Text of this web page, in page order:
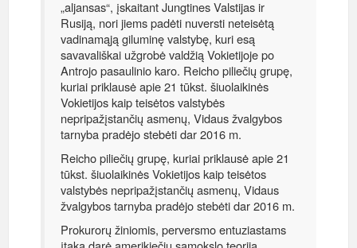
„aljansas“, įskaitant Jungtines Valstijas ir
Rusiją, nori jiems padėti nuversti neteisėtą
vadinamąją giluminę valstybę, kuri esą
savavališkai užgrobė valdžią Vokietijoje po
Antrojo pasaulinio karo. Reicho piliečių grupę,
kuriai priklausė apie 21 tūkst. šiuolaikinės
Vokietijos kaip teisėtos valstybės
nepripažįstančių asmenų, Vidaus žvalgybos
tarnyba pradėjo stebėti dar 2016 m.
Reicho piliečių grupę, kuriai priklausė apie 21
tūkst. šiuolaikinės Vokietijos kaip teisėtos
valstybės nepripažįstančių asmenų, Vidaus
žvalgybos tarnyba pradėjo stebėti dar 2016 m.
Prokurorų žiniomis, perversmo entuziastams